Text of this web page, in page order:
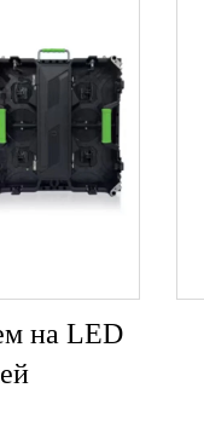
на LED